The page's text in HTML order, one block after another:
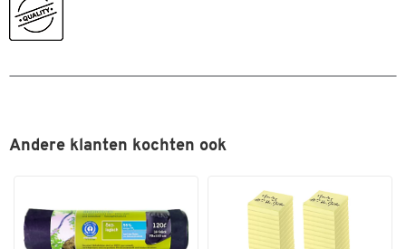
Andere klanten kochten ook
Dubbelklik om in te zoomen